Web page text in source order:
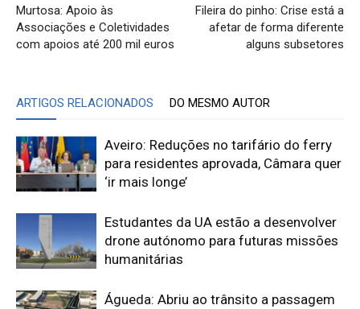
Murtosa: Apoio às
Associações e Coletividades
com apoios até 200 mil euros
Fileira do pinho: Crise está a
afetar de forma diferente
alguns subsetores
ARTIGOS RELACIONADOS DO MESMO AUTOR
Aveiro: Reduções no tarifário do ferry
para residentes aprovada, Câmara quer
‘ir mais longe’
Estudantes da UA estão a desenvolver
drone autónomo para futuras missões
humanitárias
Águeda: Abriu ao trânsito a passagem